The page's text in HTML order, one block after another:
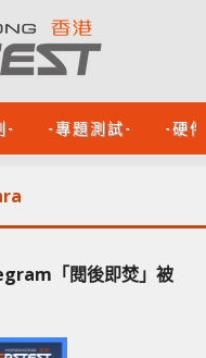
- -專題測試- -硬
「閱後即焚」被